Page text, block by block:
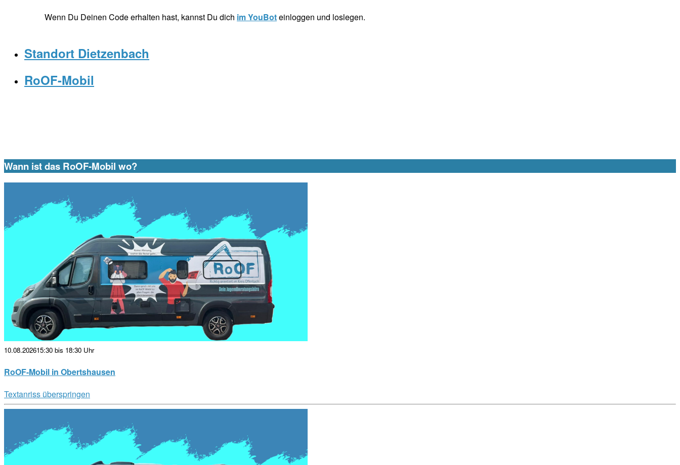
Wenn Du Deinen Code erhalten hast, kannst Du dich im YouBoteinloggen und loslegen.
Standort Dietzenbach
RoOF-Mobil
Wann ist das RoOF-Mobil wo?
10.08.202615:30 bis 18:30 Uhr
RoOF-Mobil in Obertshausen
Textanriss überspringen